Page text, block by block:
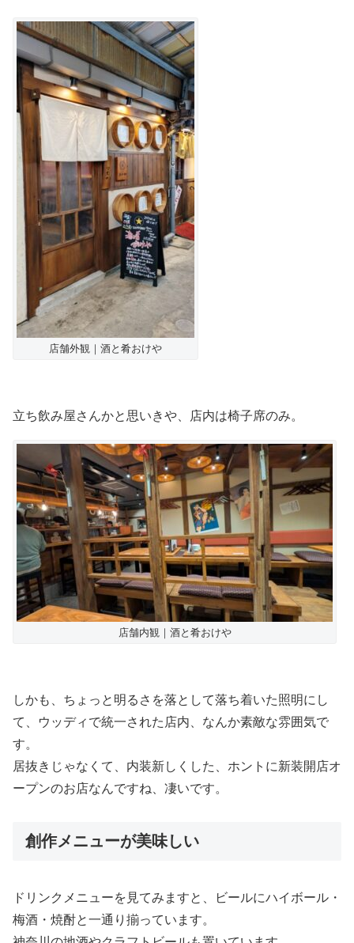
店舗外観｜酒と肴おけや
立ち飲み屋さんかと思いきや、店内は椅子席のみ。
店舗内観｜酒と肴おけや
しかも、ちょっと明るさを落として落ち着いた照明にし
て、ウッディで統一された店内、なんか素敵な雰囲気で
す。
居抜きじゃなくて、内装新しくした、ホントに新装開店オ
ープンのお店なんですね、凄いです。
創作メニューが美味しい
ドリンクメニューを見てみますと、ビールにハイボール・
梅酒・焼酎と一通り揃っています。